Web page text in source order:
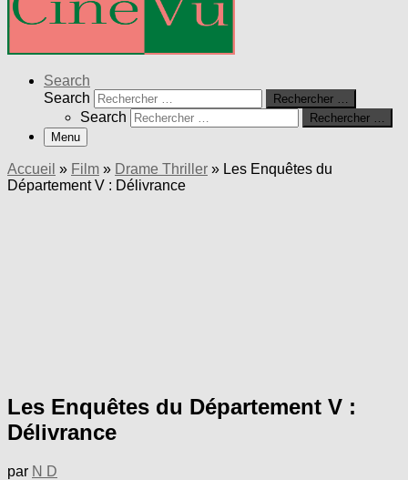
Search
Search
Rechercher …
Search
Rechercher …
Menu
Accueil » Film » Drame Thriller » Les Enquêtes du
Département V : Délivrance
Les Enquêtes du Département V :
Délivrance
par N D